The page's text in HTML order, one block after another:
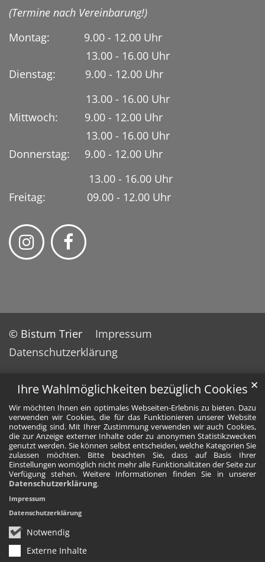
Ihre Wahlmöglichkeiten bezüglich Cookies
Wir möchten Ihnen ein optimales Webseiten-Erlebnis zu bieten. Dazu
verwenden wir Cookies, die für das Funktionieren unserer Website
notwendig sind. Mit Ihrer Zustimmung verwenden wir auch Cookies,
die zur Anzeige externer Inhalte oder zu anonymen Statistikzwecken
genutzt werden. Sie können selbst entscheiden, welche Kategorien Sie
zulassen möchten. Bitte beachten Sie, dass auf Basis Ihrer
Einstellungen womöglich nicht mehr alle Funktionalitäten der Seite zur
Verfügung stehen. Weitere Informationen finden Sie in unserer
Datenschutzerklärung.
Notwendig
Externe Inhalte
✕
Impressum
Datenschutzerklärung
(Termine nach Vereinbarung!)
Montag: 9.00 - 12.00 Uhr
13.00 - 16.00 Uhr
Dienstag:
9.00 - 12.00 Uhr
13.00 - 16.00 Uhr
Mittwoch: 9.00 - 12.00 Uhr
13.00 - 16.00 Uhr
Donnerstag: 9.00 - 12.00 Uhr
13.00 - 16.00 Uhr
Freitag: 09.00 - 12.00 Uhr
© Bistum Trier
Impressum
Datenschutzerklärung